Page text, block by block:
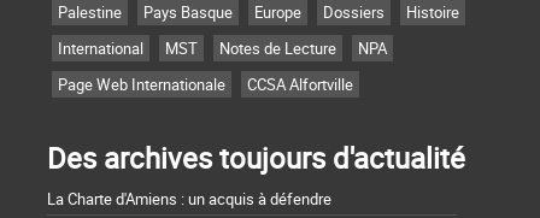
Palestine
Pays Basque Europe Dossiers
Histoire
International
MST Notes de Lecture
NPA
Page Web Internationale
CCSA Alfortville
Des archives toujours d'actualité
La Charte d'Amiens : un acquis à défendre